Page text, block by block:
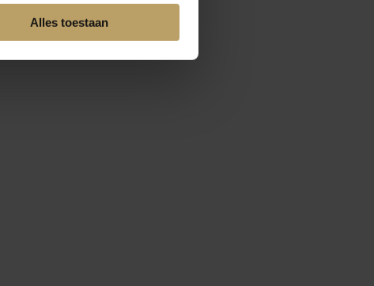
Alles toestaan